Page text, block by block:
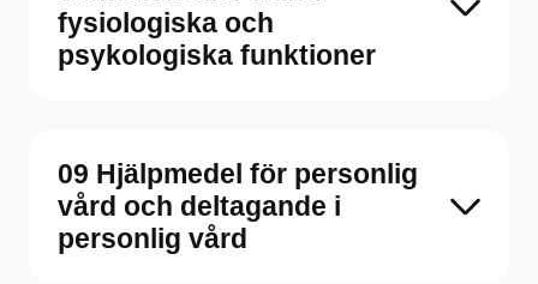
fysiologiska och
psykologiska funktioner
09 Hjälpmedel för personlig
vård och deltagande i
personlig vård